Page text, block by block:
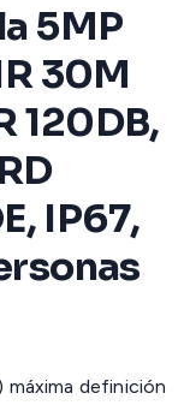
5MP
30M
120DB,
IP67,
máxima definición